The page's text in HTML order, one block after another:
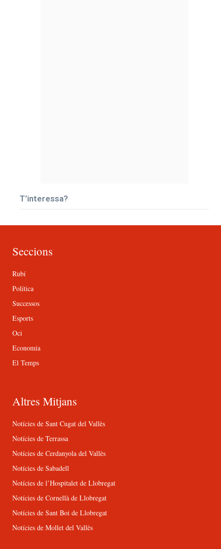
T’interessa?
Seccions
Rubí
Política
Successos
Esports
Oci
Economia
El Temps
Altres Mitjans
Notícies de Sant Cugat del Vallès
Notícies de Terrassa
Notícies de Cerdanyola del Vallès
Notícies de Sabadell
Notícies de l’Hospitalet de Llobregat
Notícies de Cornellà de Llobregat
Notícies de Sant Boi de Llobregat
Notícies de Mollet del Vallès